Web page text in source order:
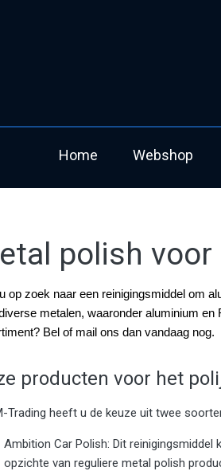
Home Webshop
polish
op zoek naar een reinigingsmiddel om
metalen, waaronder aluminium
Bel of mail ons dan vandaag nog.
producten voor het
Trading heeft u de keuze uit twee
Ambition Car Polish: Dit
opzichte van reguliere metal polish